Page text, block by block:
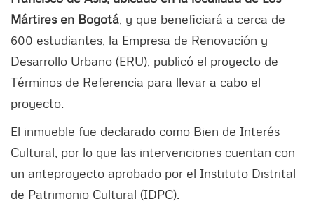
Mártires en Bogotá , y que beneficiará a cerca de
600 estudiantes, la Empresa de Renovación y
Desarrollo Urbano (ERU), publicó el proyecto de
Términos de Referencia para llevar a cabo el
proyecto.
El inmueble fue declarado como Bien de Interés
Cultural, por lo que las intervenciones cuentan con
un anteproyecto aprobado por el Instituto Distrital
de Patrimonio Cultural (IDPC).